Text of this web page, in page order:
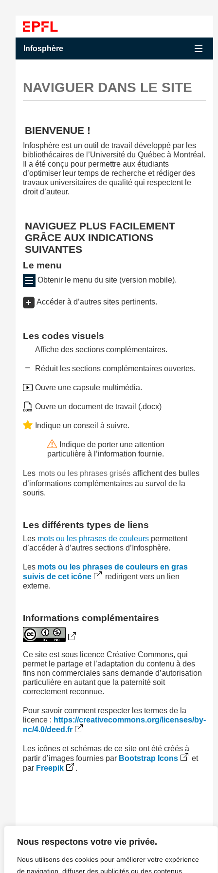
Nous respectons votre vie privée.
Nous utilisons des cookies pour améliorer votre expérience
de navigation, diffuser des publicités ou des contenus
Accéder au contenu
Accéder au menu principal
Accéder à la recherche
Accéder au contenu
Accéder au menu principal
Infosphère
NAVIGUER DANS LE SITE
BIENVENUE !
Infosphère est un outil de travail développé par les
bibliothécaires de l’Université du Québec à Montréal.
Il a été conçu pour permettre aux étudiants
d’optimiser leur temps de recherche et rédiger des
travaux universitaires de qualité qui respectent le
droit d’auteur.
NAVIGUEZ PLUS FACILEMENT
GRÂCE AUX INDICATIONS
SUIVANTES
Le menu
Obtenir le menu du site (version mobile).
Accéder à d’autres sites pertinents.
Les codes visuels
Affiche des sections complémentaires.
Réduit les sections complémentaires ouvertes.
Ouvre une capsule multimédia.
Ouvre un document de travail (.docx)
Indique un conseil à suivre.
Indique de porter une attention
particulière à l’information fournie.
Les mots ou les phrases grisés affichent des bulles
d’informations complémentaires au survol de la
souris.
Les différents types de liens
Les mots ou les phrases de couleurs permettent
d’accéder à d’autres sections d’Infosphère.
Les mots ou les phrases de couleurs en gras
suivis de cet icône
redirigent vers un lien
externe.
Informations complémentaires
Ce site est sous licence Créative Commons, qui
permet le partage et l’adaptation du contenu à des
fins non commerciales sans demande d’autorisation
particulière en autant que la paternité soit
correctement reconnue.
Pour savoir comment respecter les termes de la
licence : https://creativecommons.org/licenses/by-
nc/4.0/deed.fr
Les icônes et schémas de ce site ont été créés à
partir d’images fournies par Bootstrap Icons
et
par Freepik .